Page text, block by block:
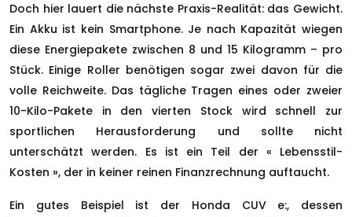
Doch hier lauert die nächste Praxis-Realität: das Gewicht.
Ein Akku ist kein Smartphone. Je nach Kapazität wiegen
diese Energiepakete zwischen 8 und 15 Kilogramm – pro
Stück. Einige Roller benötigen sogar zwei davon für die
volle Reichweite. Das tägliche Tragen eines oder zweier
10-Kilo-Pakete in den vierten Stock wird schnell zur
sportlichen Herausforderung und sollte nicht
unterschätzt werden. Es ist ein Teil der « Lebensstil-
Kosten », der in keiner reinen Finanzrechnung auftaucht.
Ein gutes Beispiel ist der Honda CUV e:, dessen